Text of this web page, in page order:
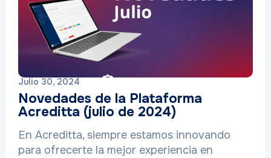
Julio 30, 2024
Novedades de la Plataforma
Acreditta (julio de 2024)
En Acreditta, siempre estamos innovando
para ofrecerte la mejor experiencia en